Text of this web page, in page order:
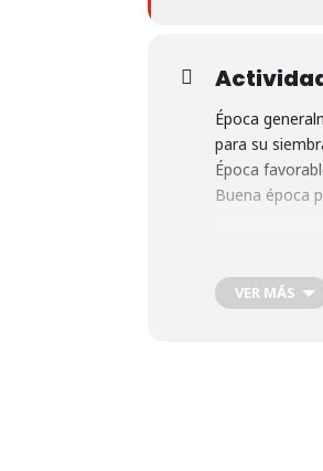
Época
para su
Época
Buena época
VER MÁS